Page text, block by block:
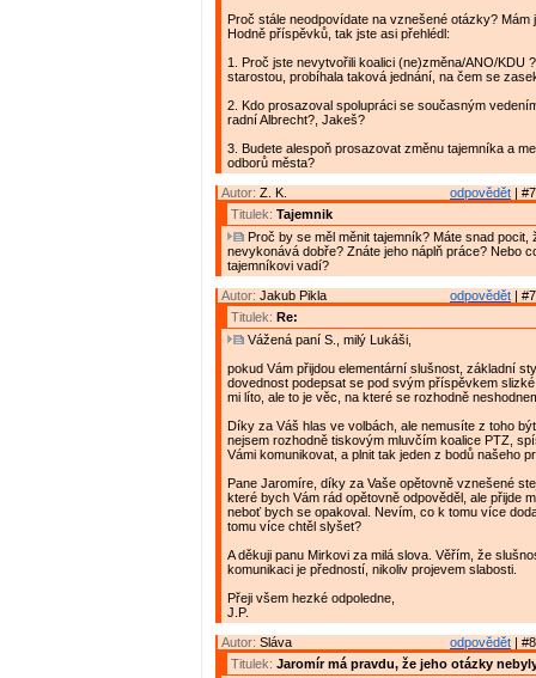
Proč stále neodpovídate na vznešené otázky? Mám
Hodně příspěvků, tak jste asi přehlédl:
1. Proč jste nevytvořili koalici (ne)změna/ANO/KDU
starostou, probíhala taková jednání, na čem se
2. Kdo prosazoval spolupráci se současným
radní Albrecht?, Jakeš?
3. Budete alespoň prosazovat změnu tajemníka a
odborů města?
odpovědět |
Autor: Z. K.
Titulek: Tajemnik
Proč by se měl měnit tajemník? Máte snad pocit,
nevykonává dobře? Znáte jeho náplň práce? Nebo
tajemníkovi vadí?
odpovědět |
Autor: Jakub Pikla
Titulek: Re:
Vážená paní S., milý Lukáši,
pokud Vám přijdou elementární slušnost, základní
dovednost podepsat se pod svým příspěvkem
mi líto, ale to je věc, na které se rozhodně
Díky za Váš hlas ve volbách, ale nemusíte z toho
nejsem rozhodně tiskovým mluvčím koalice PTZ,
Vámi komunikovat, a plnit tak jeden z bodů našeho
Pane Jaromíre, díky za Vaše opětovně vznešené
které bych Vám rád opětovně odpověděl, ale přijde
neboť bych se opakoval. Nevím, co k tomu více
tomu více chtěl slyšet?
A děkuji panu Mirkovi za milá slova. Věřím, že
komunikaci je předností, nikoliv projevem slabosti.
Přeji všem hezké odpoledne,
J.P.
odpovědět |
Autor: Sláva
Titulek: Jaromír má pravdu, že jeho otázky